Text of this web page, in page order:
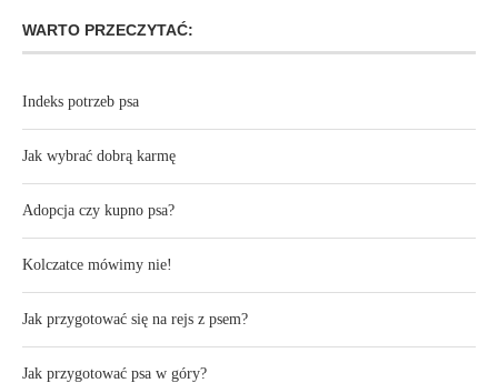
WARTO PRZECZYTAĆ:
Indeks potrzeb psa
Jak wybrać dobrą karmę
Adopcja czy kupno psa?
Kolczatce mówimy nie!
Jak przygotować się na rejs z psem?
Jak przygotować psa w góry?